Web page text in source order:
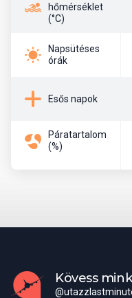
A lakosztályok legfeljebb
megegyező
kávé- és teáskészlettel és
A családi szobák - a
medence egyikénél. Ezek
a kétágyas szobáéval.
Város
hőmérséklet
(°C)
Napsütéses
órák
Esős napok
Páratartalom
(%)
Kövess